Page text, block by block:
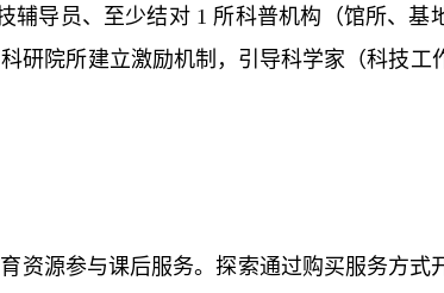
导员、至少结对 1 所科普机构（馆所、基
研院所建立激励机制，引导科学家（科技工
源参与课后服务。探索通过购买服务方式